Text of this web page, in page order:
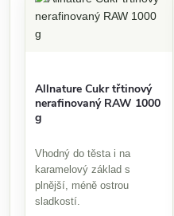
Allnature Cukr třtinový
nerafinovaný RAW 1000
g
Vhodný do těsta i na
karamelový základ s
plnější, méně ostrou
sladkostí.